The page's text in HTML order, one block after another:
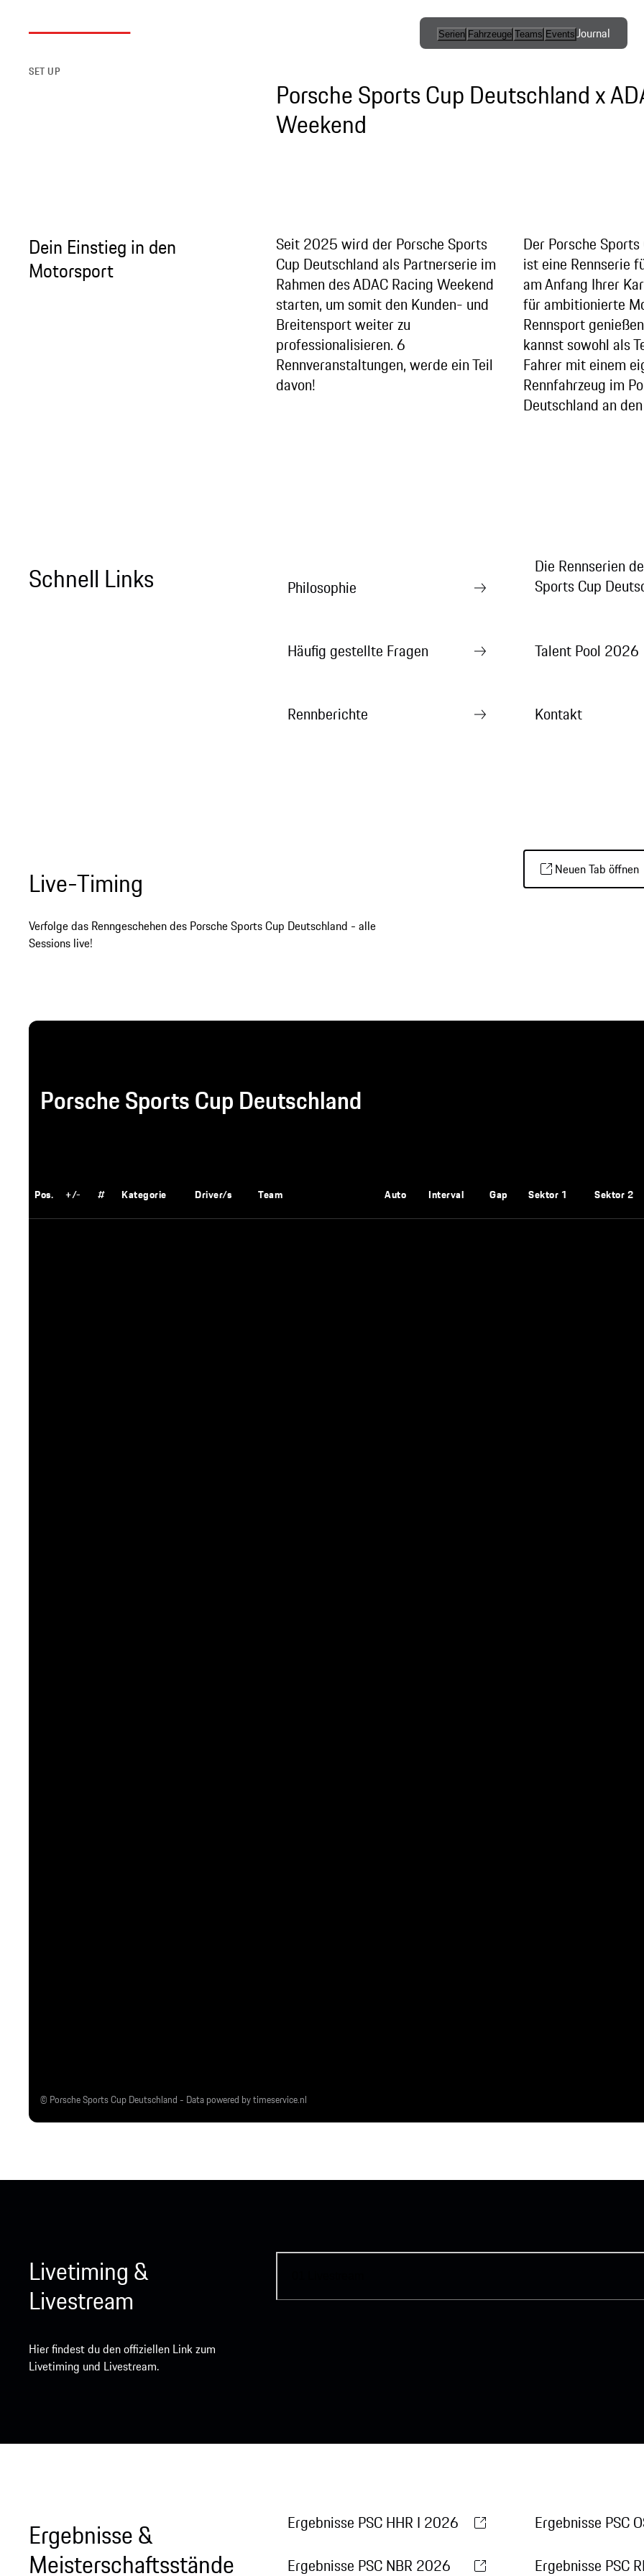
Serien Fahrzeuge Teams EventsJournal
Competition
SET UP
Porsche Sports Cup Deutschland x
Weekend
Dein Einstieg in den
Motorsport
Seit 2025 wird der Porsche Sports
Cup Deutschland als Partnerserie im
Rahmen des ADAC Racing Weekend
starten, um somit den Kunden- und
Breitensport weiter zu
professionalisieren. 6
Rennveranstaltungen, werde ein Teil
davon!
Der Porsche
ist eine Rennserie
am Anfang Ihrer
für ambitionierte
Rennsport
kannst sowohl als
Fahrer mit einem
Rennfahrzeug im
Deutschland an
Schnell Links Philosophie
Die Rennserien
Sports Cup
Häufig gestellte Fragen Talent Pool 2026
Rennberichte Kontakt
Live-Timing
Verfolge das Renngeschehen des Porsche Sports Cup Deutschland - alle
Sessions live!
Neuen Tab öffnen
Porsche Sports Cup Deutschland
© Porsche Sports Cup Deutschland - Data powered by timeservice.nl
Pos. +/- # Kategorie Driver/s Team Auto Interval Gap Sektor 1 Sektor 2
Livetiming &
Livestream
Hier findest du den offiziellen Link zum
Livetiming und Livestream.
Ergebnisse &
Meisterschaftsstände
Ergebnisse PSC HHR I 2026
Ergebnisse PSC
Ergebnisse PSC NBR 2026
Ergebnisse PSC